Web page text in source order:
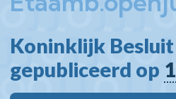
Koninklijk Besluit
gepubliceerd op